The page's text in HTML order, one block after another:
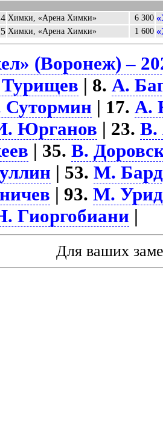
Химки, «Арена Химки» 6 300
Химки, «Арена Химки» 1 600
(Воронеж) –
| 8.А.
Сутормин | 17.А.
Юрганов | 23.В.
| 35.В.
| 53.М.
| 93.М.
Гиоргобиани |
Для ваших